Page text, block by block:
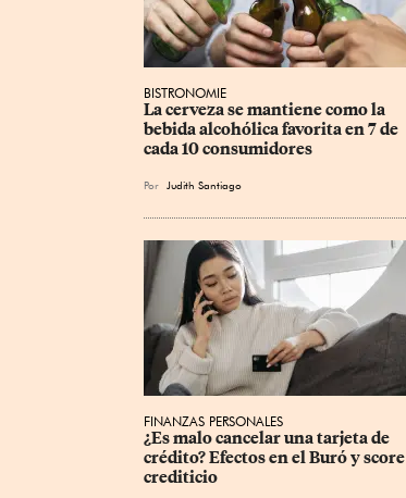
BISTRONOMIE
La cerveza se mantiene como la
bebida alcohólica favorita en 7 de
cada 10 consumidores
Por Judith Santiago
FINANZAS PERSONALES
¿Es malo cancelar una tarjeta de
crédito? Efectos en el Buró y score
crediticio